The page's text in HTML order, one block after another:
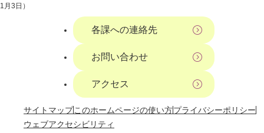
1月3日）
各課への連絡先
お問い合わせ
アクセス
サイトマップこのホームページの使い方プライバシーポリシー
ウェブアクセシビリティ